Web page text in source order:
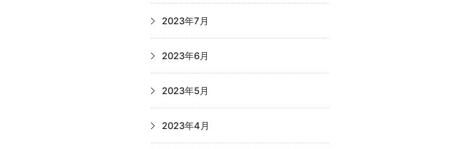
2023年7月
2023年6月
2023年5月
2023年4月